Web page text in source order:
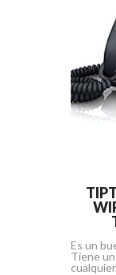
Es un
Tiene